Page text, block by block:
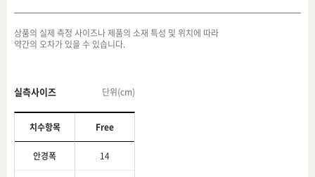
상품의 실제 측정 사이즈나 제품의 소재 특성 및 위치에 따라
약간의 오차가 있을 수 있습니다.
실측사이즈 단위(cm)
치수항목 Free
안경폭 14